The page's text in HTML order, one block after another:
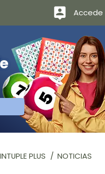
Accede
PLUS NOTICIAS